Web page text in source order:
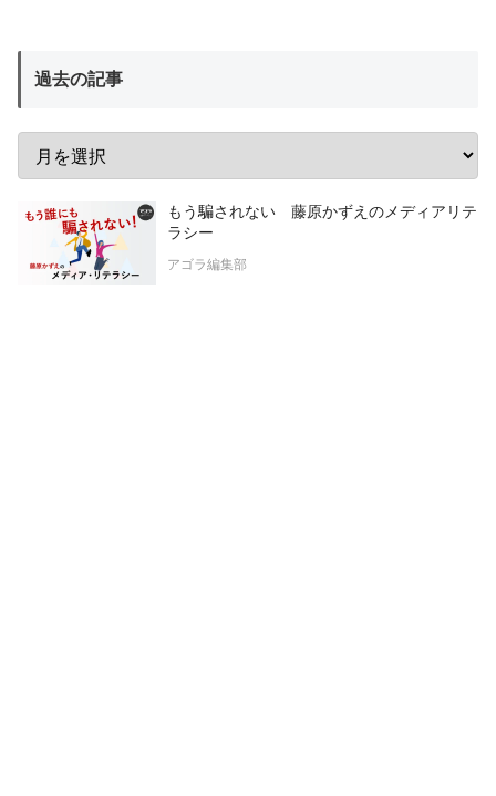
過去の記事
もう騙されない 藤原かずえのメディアリテ
ラシー
アゴラ編集部